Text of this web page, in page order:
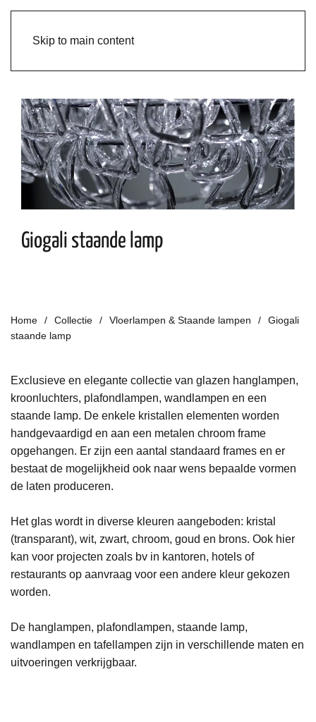
Skip to main content
Giogali staande lamp
Home Collectie Vloerlampen & Staande lampen
Giogali
staande lamp
Exclusieve en elegante collectie van glazen hanglampen,
kroonluchters, plafondlampen, wandlampen en een
staande lamp. De enkele kristallen elementen worden
handgevaardigd en aan een metalen chroom frame
opgehangen. Er zijn een aantal standaard frames en er
bestaat de mogelijkheid ook naar wens bepaalde vormen
de laten produceren.
Het glas wordt in diverse kleuren aangeboden: kristal
(transparant), wit, zwart, chroom, goud en brons. Ook hier
kan voor projecten zoals bv in kantoren, hotels of
restaurants op aanvraag voor een andere kleur gekozen
worden.
De hanglampen, plafondlampen, staande lamp,
wandlampen en tafellampen zijn in verschillende maten en
uitvoeringen verkrijgbaar.